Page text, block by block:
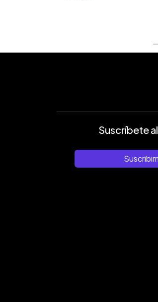
Suscríbete